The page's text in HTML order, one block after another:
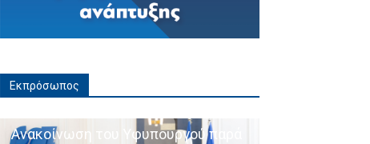
Εκπρόσωπος
Ανακοίνωση του Υφυπουργού παρά